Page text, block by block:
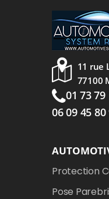
11 rue
77100
01 73 79
06 09 45 80
Protection
Pose